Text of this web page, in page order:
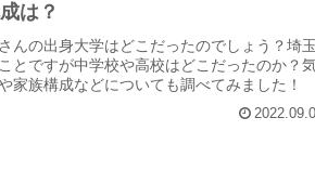
は？
んの出身大学はどこだったのでしょう？埼玉
とですが中学校や高校はどこだったのか？
家族構成などについても調べてみました！